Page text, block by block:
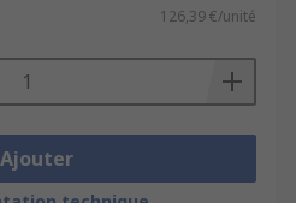
126,39 €/unité
Ajouter